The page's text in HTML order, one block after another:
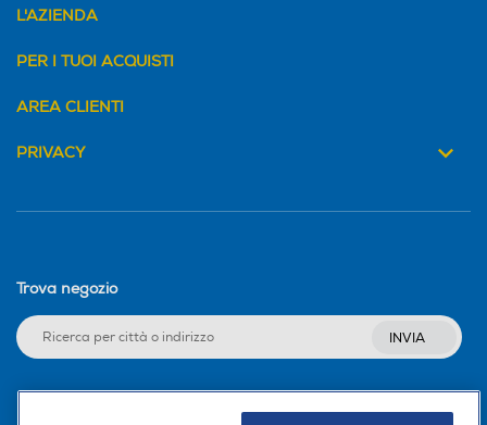
*Le funzioni del telecomando puntatore variano
the light in your space and balances the picture
Un TV con una
connettività totale
L'AZIENDA
PER I TUOI ACQUISTI
AREA CLIENTI
PRIVACY
Trova negozio
INVIA